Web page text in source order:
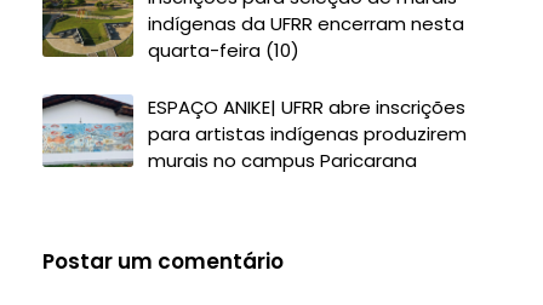
indígenas da UFRR encerram nesta
quarta-feira (10)
ESPAÇO ANIKE| UFRR abre inscrições
para artistas indígenas produzirem
murais no campus Paricarana
Postar um comentário